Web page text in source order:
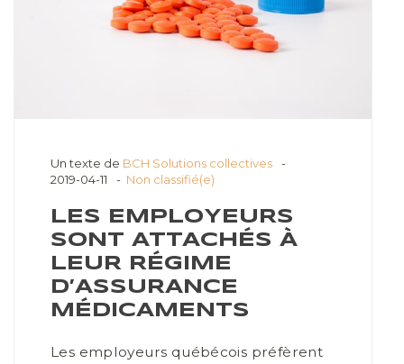
Un texte de BCH Solutions collectives
2019-04-11
Non classifié(e)
LES EMPLOYEURS
SONT ATTACHÉS À
LEUR RÉGIME
D’ASSURANCE
MÉDICAMENTS
Les employeurs québécois préfèrent